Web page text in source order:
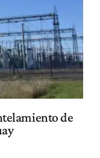
de